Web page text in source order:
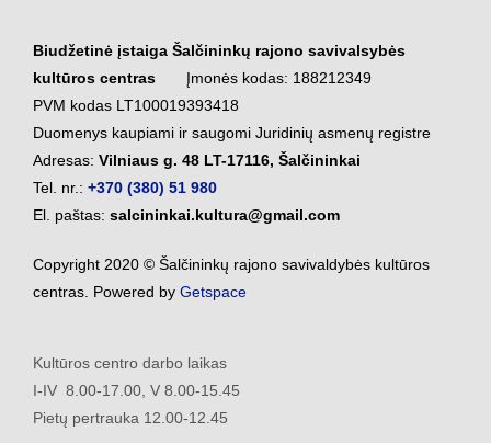
Biudžetinė įstaiga Šalčininkų rajono savivalsybės
kultūros centras
Įmonės kodas: 188212349
PVM kodas LT100019393418
Duomenys kaupiami ir saugomi Juridinių asmenų registre
Adresas: Vilniaus g. 48 LT-17116, Šalčininkai
Tel. nr.: +370 (380) 51 980
El. paštas: salcininkai.kultura@gmail.com
Copyright 2020 © Šalčininkų rajono savivaldybės kultūros
centras. Powered by Getspace
Kultūros centro darbo laikas
I-IV 8.00-17.00, V 8.00-15.45
Pietų pertrauka 12.00-12.45